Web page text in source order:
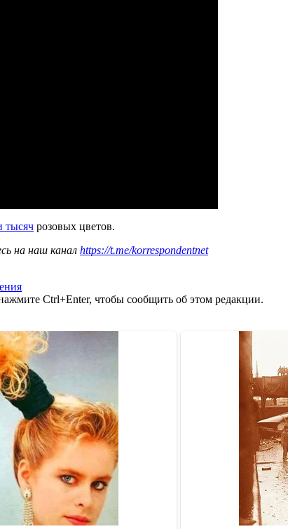
тысяч розовых цветов.
на наш канал https://t.me/korrespondentnet
Ctrl+Enter, чтобы сообщить об этом редакции.